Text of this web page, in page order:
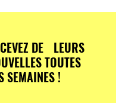
DE LEURS
TOUTES
SEMAINES !